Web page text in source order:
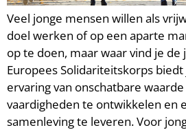
Veel jonge mensen willen als
doel werken of op een aparte
op te doen, maar waar vind je de
Europees Solidariteitskorps
ervaring van onschatbare
vaardigheden te ontwikkelen en
samenleving te leveren. Voor